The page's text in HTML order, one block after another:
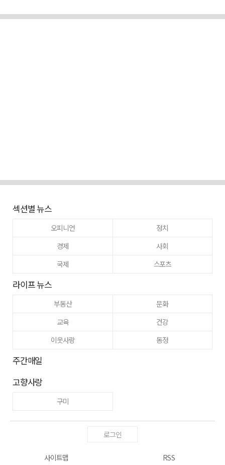
섹션별 뉴스
오피니언
정치
경제
사회
국제
스포츠
라이프 뉴스
부동산
문화
교육
건강
이웃사랑
동정
주간매일
고향사랑
구미
로그인
사이트맵 RSS